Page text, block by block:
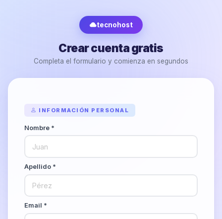
tecnohost
Crear cuenta gratis
Completa el formulario y comienza en segundos
INFORMACIÓN PERSONAL
Nombre *
Apellido *
Email *